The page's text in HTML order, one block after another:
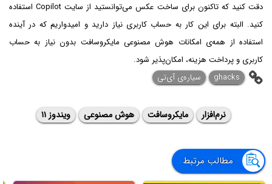
دقت کنید که تاکنون برای ساخت عکس می‌توانستید از سایت Copilot استفاده
کنید. البته برای این کار به حساب کاربری نیاز دارید و امیدواریم که در آینده
استفاده از همه‌ی امکانات هوش مصنوعی مایکروسافت بدون نیاز به حساب
کاربری و پرداخت هزینه، امکان‌پذیر شود.
ghacks
سیاره‌ی آی‌تی
نرم‌افزار مایکروسافت هوش مصنوعی ویندوز ۱۱
مطالب مرتبط